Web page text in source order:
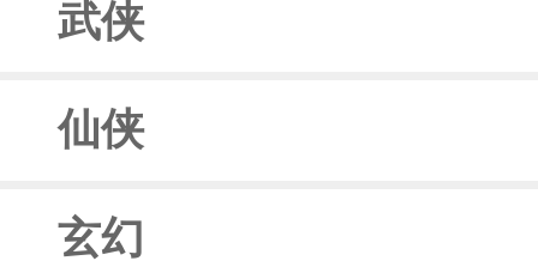
武侠
仙侠
玄幻